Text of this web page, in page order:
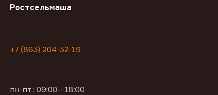
Ростсельмаша
+7 (863) 204-32-19
пн-пт : 09:00—18:00